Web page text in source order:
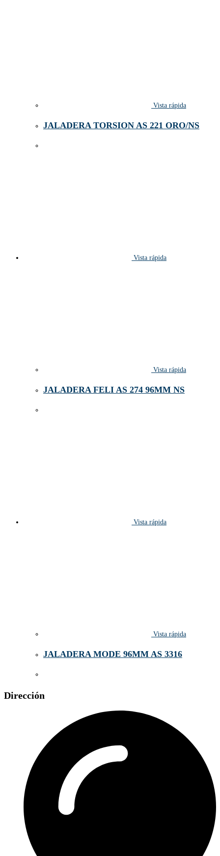
Vista rápida
JALADERA TORSION AS 221 ORO/NS
Vista rápida
Vista rápida
JALADERA FELI AS 274 96MM NS
Vista rápida
Vista rápida
JALADERA MODE 96MM AS 3316
Dirección